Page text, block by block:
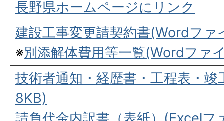
長野県ホームページにリンク
建設工事変更請契約書(Wordファ
※別添解体費用等一覧(Wordファ
技術者通知・経歴書・工程表・
8KB)